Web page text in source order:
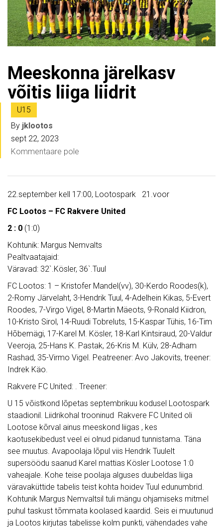
Meeskonna järelkasv
võitis liiga liidrit
U15
By jklootos
sept 22, 2023
Kommentaare pole
22.september kell 17:00, Lootospark 21.voor
FC Lootos – FC Rakvere United
2 : 0 (1:0)
Kohtunik: Margus Nemvalts
Pealtvaatajaid:
Väravad: 32`.Kösler, 36`.Tuul
FC Lootos: 1 – Kristofer Mandel(vv), 30-Kerdo Roodes(k),
2-Romy Järvelaht, 3-Hendrik Tuul, 4-Adelhein Kikas, 5-Evert
Roodes, 7-Virgo Vigel, 8-Martin Mäeots, 9-Ronald Kiidron,
10-Kristo Sirol, 14-Ruudi Tobreluts, 15-Kaspar Tühis, 16-Tim
Hõbemägi, 17-Karel M. Kösler, 18-Karl Kintsiraud, 20-Valdur
Veeroja, 25-Hans K. Pastak, 26-Kris M. Külv, 28-Adham
Rashad, 35-Virmo Vigel. Peatreener: Avo Jakovits, treener:
Indrek Käo.
Rakvere FC United: . Treener:
U 15 võistkond lõpetas septembrikuu kodusel Lootospark
staadionil. Liidrikohal trooninud Rakvere FC United oli
Lootose kõrval ainus meeskond liigas , kes
kaotusekibedust veel ei olnud pidanud tunnistama. Täna
see muutus. Avapoolaja lõpul viis Hendrik Tuulelt
supersöödu saanud Karel mattias Kösler Lootose 1:0
vaheajale. Kohe teise poolaja alguses duubeldas liiga
väravaküttide tabelis teist kohta hoidev Tuul edunumbrid.
Kohtunik Margus Nemvaltsil tuli mängu ohjamiseks mitmel
puhul taskust tõmmata koolased kaardid. Seis ei muutunud
ja Lootos kirjutas tabelisse kolm punkti, vähendades vahe